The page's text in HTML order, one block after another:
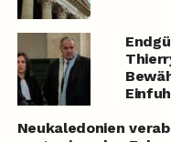
Neukaledonien